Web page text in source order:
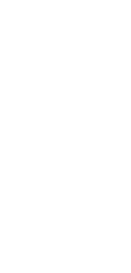
LINE
日本語OK・電